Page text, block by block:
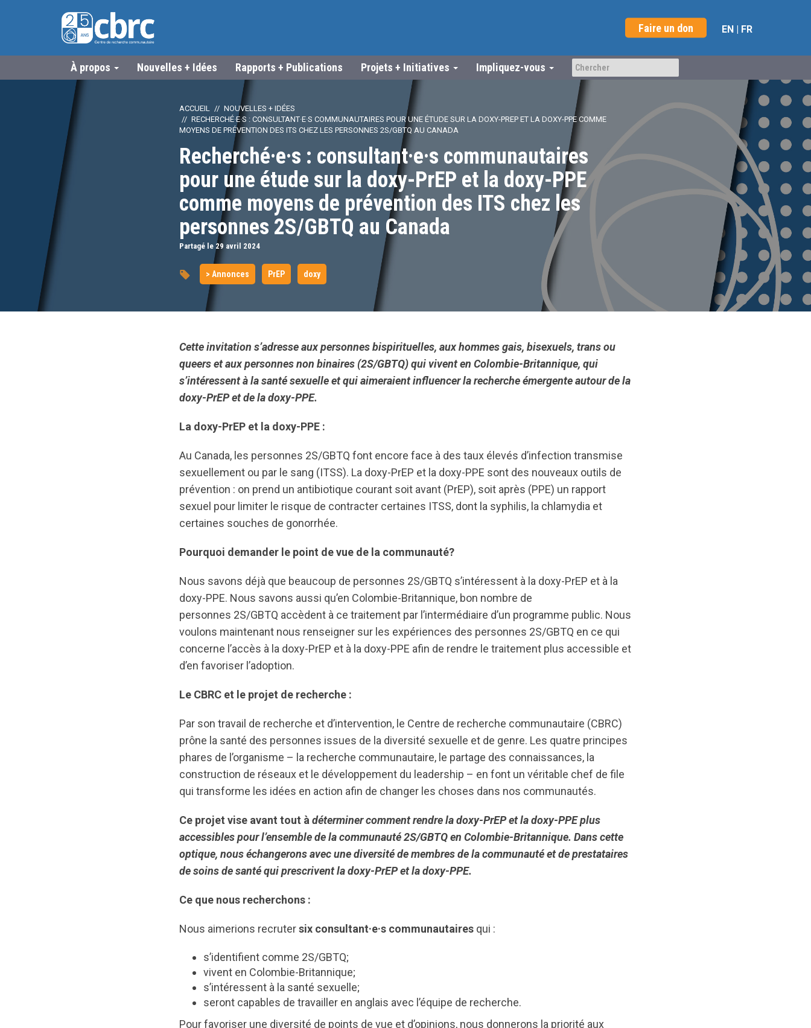
Faire un don EN | FR
À propos Nouvelles + Idées Rapports + Publications Projets + Initiatives Impliquez-vous
ACCUEIL
NOUVELLES + IDÉES
RECHERCHÉ·E·S : CONSULTANT·E·S COMMUNAUTAIRES POUR UNE ÉTUDE SUR LA DOXY-PREP ET LA DOXY-PPE COMME
MOYENS DE PRÉVENTION DES ITS CHEZ LES PERSONNES 2S/GBTQ AU CANADA
Recherché·e·s : consultant·e·s communautaires
pour une étude sur la doxy-PrEP et la doxy-PPE
comme moyens de prévention des ITS chez les
personnes 2S/GBTQ au Canada
Partagé le 29 avril 2024
> Annonces PrEP doxy
Cette invitation s’adresse aux personnes bispirituelles, aux hommes gais, bisexuels, trans ou
queers et aux personnes non binaires (2S/GBTQ) qui vivent en Colombie-Britannique, qui
s’intéressent à la santé sexuelle et qui aimeraient influencer la recherche émergente autour de la
doxy-PrEP et de la doxy-PPE.
La doxy-PrEP et la doxy-PPE :
Au Canada, les personnes 2S/GBTQ font encore face à des taux élevés d’infection transmise
sexuellement ou par le sang (ITSS). La doxy-PrEP et la doxy-PPE sont des nouveaux outils de
prévention : on prend un antibiotique courant soit avant (PrEP), soit après (PPE) un rapport
sexuel pour limiter le risque de contracter certaines ITSS, dont la syphilis, la chlamydia et
certaines souches de gonorrhée.
Pourquoi demander le point de vue de la communauté?
Nous savons déjà que beaucoup de personnes 2S/GBTQ s’intéressent à la doxy-PrEP et à la
doxy-PPE. Nous savons aussi qu’en Colombie-Britannique, bon nombre de
personnes 2S/GBTQ accèdent à ce traitement par l’intermédiaire d’un programme public. Nous
voulons maintenant nous renseigner sur les expériences des personnes 2S/GBTQ en ce qui
concerne l’accès à la doxy-PrEP et à la doxy-PPE afin de rendre le traitement plus accessible et
d’en favoriser l’adoption.
Le CBRC et le projet de recherche :
Par son travail de recherche et d’intervention, le Centre de recherche communautaire (CBRC)
prône la santé des personnes issues de la diversité sexuelle et de genre. Les quatre principes
phares de l’organisme – la recherche communautaire, le partage des connaissances, la
construction de réseaux et le développement du leadership – en font un véritable chef de file
qui transforme les idées en action afin de changer les choses dans nos communautés.
Ce projet vise avant tout à déterminer comment rendre la doxy-PrEP et la doxy-PPE plus
accessibles pour l’ensemble de la communauté 2S/GBTQ en Colombie-Britannique. Dans cette
optique, nous échangerons avec une diversité de membres de la communauté et de prestataires
de soins de santé qui prescrivent la doxy-PrEP et la doxy-PPE.
Ce que nous recherchons :
Nous aimerions recrutersix consultant·e·s communautaires qui :
s’identifient comme 2S/GBTQ;
vivent en Colombie-Britannique;
s’intéressent à la santé sexuelle;
seront capables de travailler en anglais avec l’équipe de recherche.
Pour favoriser une diversité de points de vue et d’opinions, nous donnerons la priorité aux